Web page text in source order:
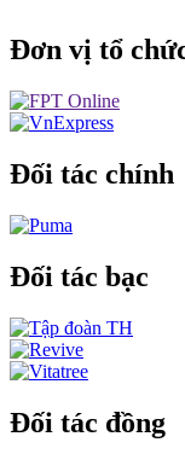
Đơn vị tổ
Đối tác chính
Đối tác bạc
Đối tác đồng